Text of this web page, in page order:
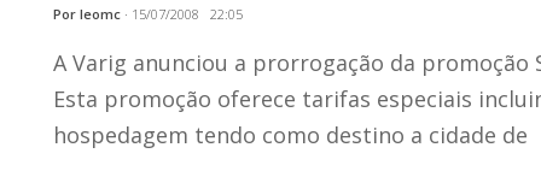
Por leomc · 15/07/2008 22:05
A Varig anunciou a prorrogação da promoção
Esta promoção oferece tarifas especiais
hospedagem tendo como destino a cidade de